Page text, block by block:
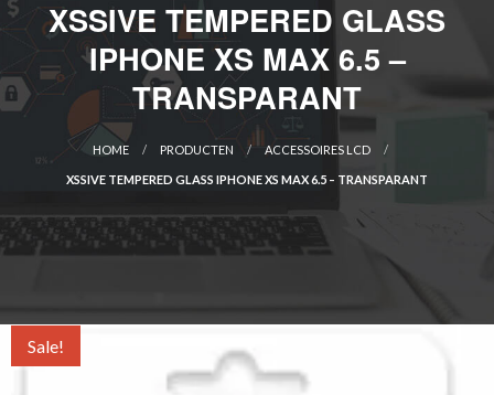
XSSIVE TEMPERED GLASS
IPHONE XS MAX 6.5 –
TRANSPARANT
HOME PRODUCTEN ACCESSOIRES LCD
XSSIVE TEMPERED GLASS IPHONE XS MAX 6.5 – TRANSPARANT
Sale!